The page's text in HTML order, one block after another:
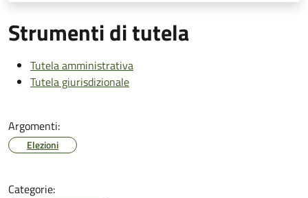
Strumenti di tutela
Tutela amministrativa
Tutela giurisdizionale
Argomenti:
Elezioni
Categorie: